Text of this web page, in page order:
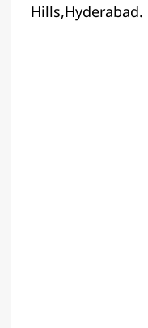
Hills,Hyderabad.